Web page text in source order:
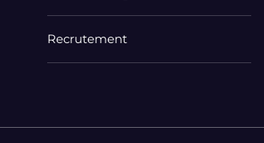
Recrutement